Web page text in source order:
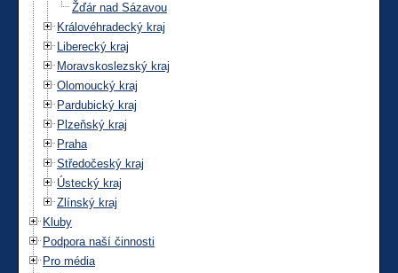
Žďár nad Sázavou
Královéhradecký kraj
Liberecký kraj
Moravskoslezský kraj
Olomoucký kraj
Pardubický kraj
Plzeňský kraj
Praha
Středočeský kraj
Ústecký kraj
Zlínský kraj
Kluby
Podpora naší činnosti
Pro média